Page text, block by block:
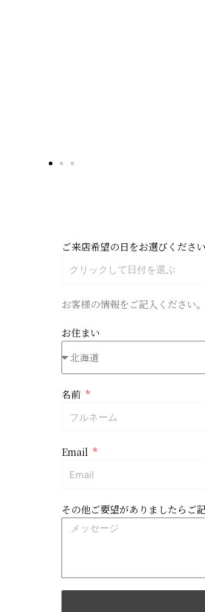
ご来店希望の日をお選びください
お客様の情報をご記入ください。
お住まい
名前
Email
その他ご要望がありましたらご